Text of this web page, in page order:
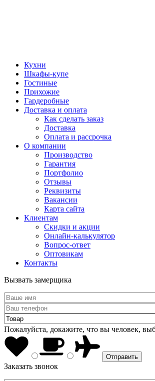
Кухни
Шкафы-купе
Гостиные
Прихожие
Гардеробные
Доставка и оплата
Как сделать заказ
Доставка
Оплата и рассрочка
О компании
Производство
Гарантия
Портфолио
Отзывы
Реквизиты
Вакансии
Карта сайта
Клиентам
Скидки и акции
Онлайн-калькулятор
Вопрос-ответ
Оптовикам
Контакты
Вызвать замерщика
Пожалуйста, докажите, что вы человек,
Заказать звонок